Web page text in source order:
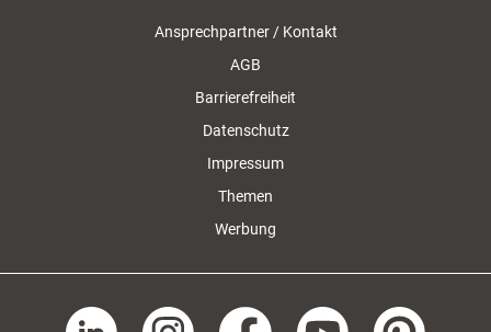
Ansprechpartner / Kontakt
AGB
Barrierefreiheit
Datenschutz
Impressum
Themen
Werbung